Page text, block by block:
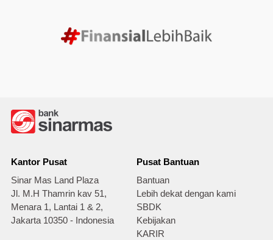
Kantor Pusat
Sinar Mas Land Plaza
Jl. M.H Thamrin kav 51,
Menara 1, Lantai 1 & 2,
Jakarta 10350 - Indonesia
Pusat Bantuan
Bantuan
Lebih dekat dengan kami
SBDK
Kebijakan
KARIR